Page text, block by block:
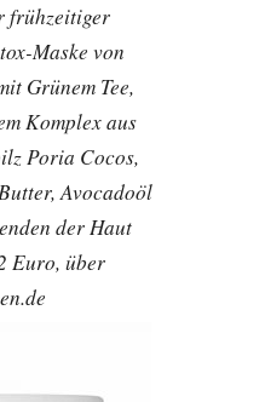
frühzeitiger
Maske von
Grünem Tee,
Komplex aus
Poria Cocos,
Avocadoöl
der Haut
Euro, über